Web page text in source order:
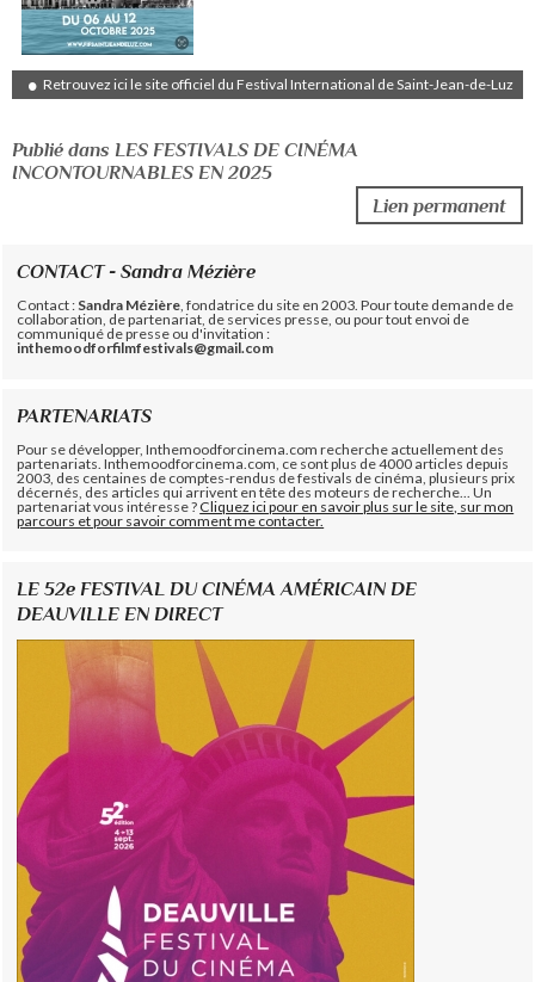
Retrouvez ici le site officiel du Festival International de Saint-Jean-de-Luz
Publié dans LES FESTIVALS DE CINÉMA
INCONTOURNABLES EN 2025
Lien permanent
CONTACT - Sandra Mézière
Contact : Sandra Mézière , fondatrice du site en 2003. Pour toute demande de
collaboration, de partenariat, de services presse, ou pour tout envoi de
communiqué de presse ou d'invitation :
inthemoodforfilmfestivals@gmail.com
PARTENARIATS
Pour se développer, Inthemoodforcinema.com recherche actuellement des
partenariats. Inthemoodforcinema.com, ce sont plus de 4000 articles depuis
2003, des centaines de comptes-rendus de festivals de cinéma, plusieurs prix
décernés, des articles qui arrivent en tête des moteurs de recherche... Un
partenariat vous intéresse ?Cliquez ici pour en savoir plus sur le site, sur mon
parcours et pour savoir comment me contacter.
LE 52e FESTIVAL DU CINÉMA AMÉRICAIN DE
DEAUVILLE EN DIRECT